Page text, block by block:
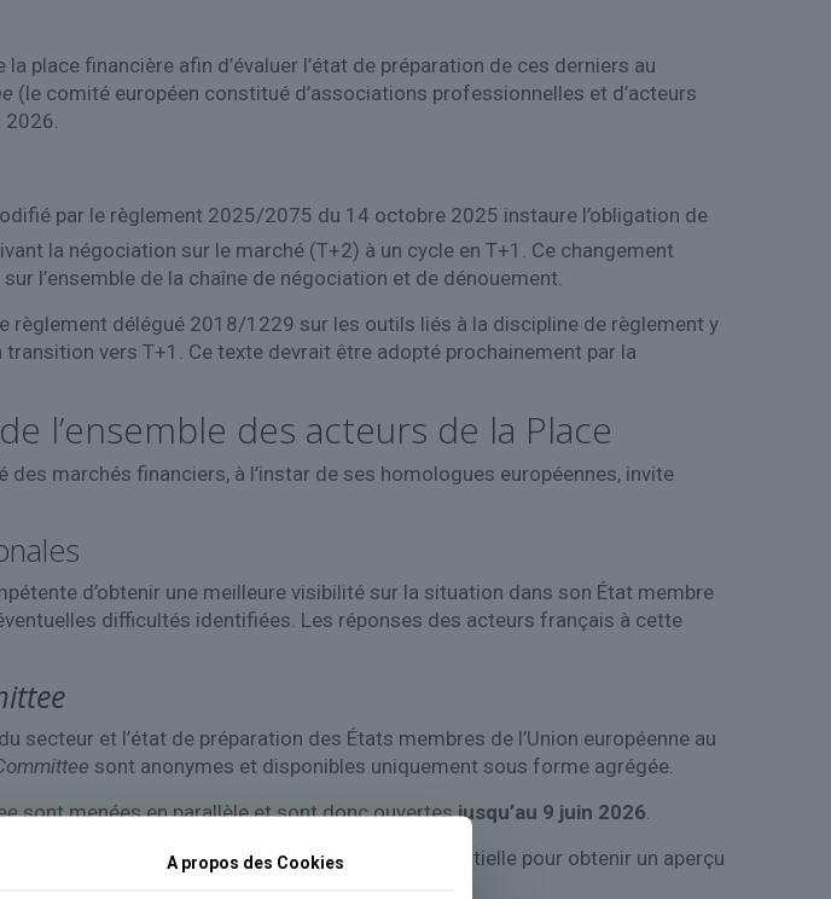
place financière afin d’évaluer l’état de préparation de ces derniers au
(le comité européen constitué d’associations professionnelles et d’acteurs
2026.
par le règlement 2025/2075 du 14 octobre 2025 instaure l’obligation de
la négociation sur le marché (T+2) à un cycle en T+1. Ce changement
l’ensemble de la chaîne de négociation et de dénouement.
règlement délégué 2018/1229 sur les outils liés à la discipline de règlement y
vers T+1. Ce texte devrait être adopté prochainement par la
l’ensemble des acteurs de la Place
marchés financiers, à l’instar de ses homologues européennes, invite
d’obtenir une meilleure visibilité sur la situation dans son État membre
difficultés identifiées. Les réponses des acteurs français à cette
et l’état de préparation des États membres de l’Union européenne au
sont anonymes et disponibles uniquement sous forme agrégée.
sont menées en parallèle et sont donc ouvertesjusqu’au 9 juin 2026
l’Union européenne aux deux enquêtes est essentielle pour obtenir un aperçu
particulière.
A propos des Cookies